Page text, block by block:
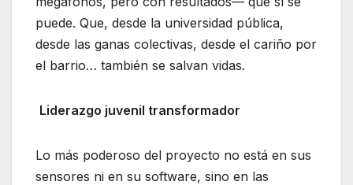
puede. Que, desde la universidad pública,
desde las ganas colectivas, desde el cariño por
el barrio… también se salvan vidas.
Liderazgo juvenil transformador
Lo más poderoso del proyecto no está en sus
sensores ni en su software, sino en las